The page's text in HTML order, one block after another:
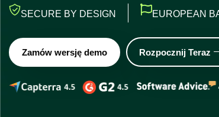
SECURE BY DESIGN EUROPEAN
Zamów wersję demo Rozpocznij Teraz